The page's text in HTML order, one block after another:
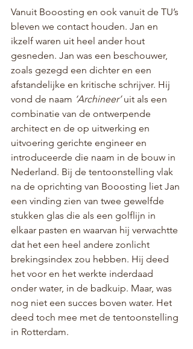
Vanuit Booosting en ook vanuit de TU’s
bleven we contact houden. Jan en
ikzelf waren uit heel ander hout
gesneden. Jan was een beschouwer,
zoals gezegd een dichter en een
afstandelijke en kritische schrijver. Hij
vond de naam ‘Archineer’ uit als een
combinatie van de ontwerpende
architect en de op uitwerking en
uitvoering gerichte engineer en
introduceerde die naam in de bouw in
Nederland. Bij de tentoonstelling vlak
na de oprichting van Booosting liet Jan
een vinding zien van twee gewelfde
stukken glas die als een golflijn in
elkaar pasten en waarvan hij verwachtte
dat het een heel andere zonlicht
brekingsindex zou hebben. Hij deed
het voor en het werkte inderdaad
onder water, in de badkuip. Maar, was
nog niet een succes boven water. Het
deed toch mee met de tentoonstelling
in Rotterdam.